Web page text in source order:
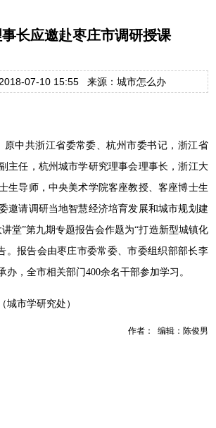
长应邀赴枣庄市调研授课
07-10 15:55 来源：城市怎么办
原中共浙江省委常委、杭州市委书记，浙江省
主任，杭州城市学研究理事会理事长，浙江大
生导师，中央美术学院客座教授、客座博士生
邀请调研当地智慧经济培育发展和城市规划建
堂”第九期专题报告会作题为“打造新型城镇化
。报告会由枣庄市委常委、市委组织部部长李
办，全市相关部门400余名干部参加学习。
城市学研究处）
作者： 编辑：陈俊男